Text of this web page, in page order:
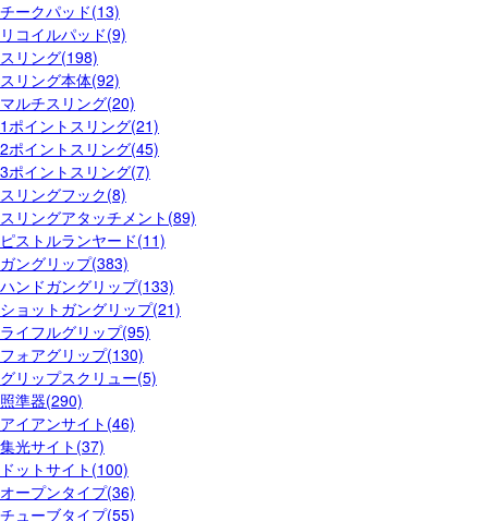
チークパッド(13)
リコイルパッド(9)
スリング(198)
スリング本体(92)
マルチスリング(20)
1ポイントスリング(21)
2ポイントスリング(45)
3ポイントスリング(7)
スリングフック(8)
スリングアタッチメント(89)
ピストルランヤード(11)
ガングリップ(383)
ハンドガングリップ(133)
ショットガングリップ(21)
ライフルグリップ(95)
フォアグリップ(130)
グリップスクリュー(5)
照準器(290)
アイアンサイト(46)
集光サイト(37)
ドットサイト(100)
オープンタイプ(36)
チューブタイプ(55)